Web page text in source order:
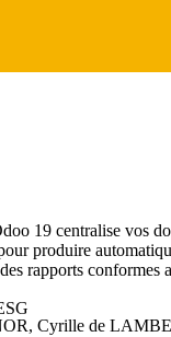
19 centralise vos
produire
rapports conformes
Cyrille de